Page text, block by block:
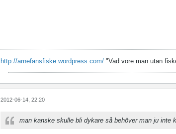
http://arnefansfiske.wordpress.com/ "Vad vore man utan
2012-06-14, 22:20
man kanske skulle bli dykare så behöver man ju inte